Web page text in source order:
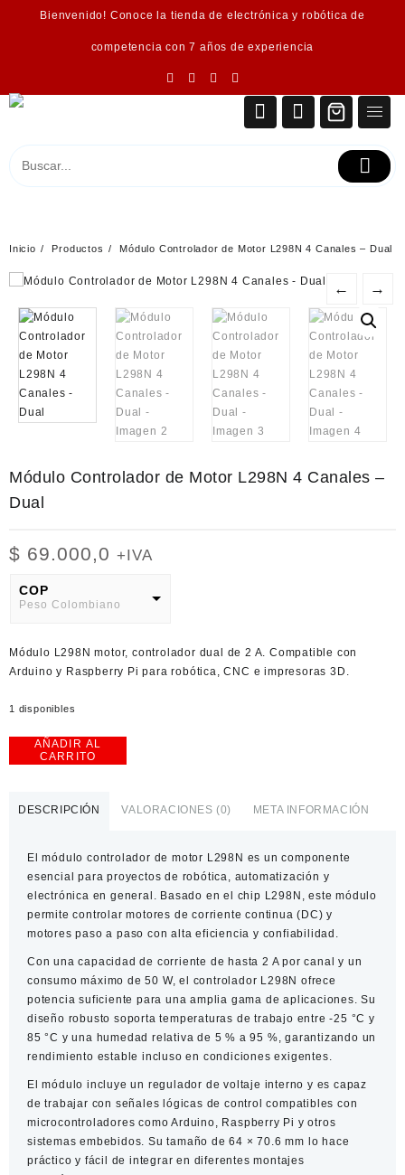
Bienvenido! Conoce la tienda de electrónica y robótica de
competencia con 7 años de experiencia
Inicio Productos Módulo Controlador de Motor L298N 4 Canales – Dual
← →
Módulo Controlador de Motor L298N 4 Canales –
Dual
$ 69.000,0 +IVA
COP
Peso Colombiano
American Dollar
Módulo L298N motor, controlador dual de 2 A. Compatible con
Arduino y Raspberry Pi para robótica, CNC e impresoras 3D.
1 disponibles
Módulo
Controlador
Canales
Dual
cantidad
AÑADIR AL
CARRITO
DESCRIPCIÓN VALORACIONES (0) META INFORMACIÓN
Elmódulo controlador de motor L298N es un componente
esencial para proyectos de robótica, automatización y
electrónica en general. Basado en el chip L298N, este módulo
permite controlar motores de corriente continua (DC) y
motores paso a paso con alta eficiencia y confiabilidad.
Con una capacidad de corriente de hasta 2 A por canal y un
consumo máximo de 50 W, el controlador L298N ofrece
potencia suficiente para una amplia gama de aplicaciones. Su
diseño robusto soporta temperaturas de trabajo entre -25 °C y
85 °C y una humedad relativa de 5 % a 95 %, garantizando un
rendimiento estable incluso en condiciones exigentes.
El módulo incluye un regulador de voltaje interno y es capaz
de trabajar con señales lógicas de control compatibles con
microcontroladores como Arduino, Raspberry Pi y otros
sistemas embebidos. Su tamaño de 64 × 70.6 mm lo hace
práctico y fácil de integrar en diferentes montajes